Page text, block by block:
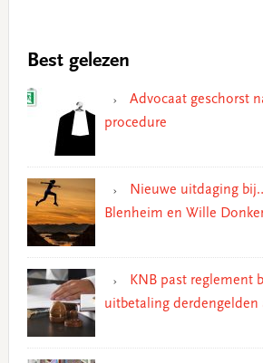
Best gelezen
Advocaat geschorst
procedure
Nieuwe uitdaging
Blenheim en Wille
KNB past reglement
uitbetaling derdengelden